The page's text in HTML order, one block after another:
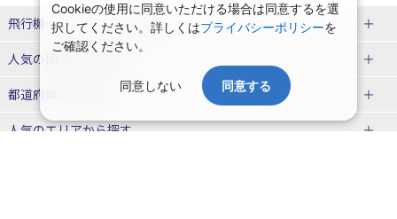
飛行機＋ホテルパック特集
赤い風船ダイナミックパッケージ
ＪＡＬで行く飛行機+ホテルパック
ＡＮＡで行く飛行機+ホテルパック 出張パック
人気の国内旅行特集
東京ディズニーリゾート®への旅
ユニバーサル・スタジオ・ジャパ
ンへの旅
都道府県から探す
人気のエリアから探す
Cookieの使用に同意いただける場合は同意するを選
択してください。詳しくはプライバシーポリシーを
ご確認ください。
同意しない 同意する